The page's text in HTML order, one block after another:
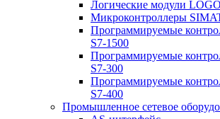
Логические модули
Микроконтроллеры
Программируемые
S7-1500
Программируемые
S7-300
Программируемые
S7-400
Промышленное сетевое